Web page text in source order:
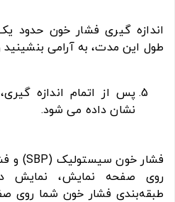
اندازه گیری فشار خون حدود
طول این مدت، به آرامی
پس از اتمام اندازه
نشان داده می شود.
روی صفحه نمایش، نمایش
طبقه‌بندی فشار خون شما روی